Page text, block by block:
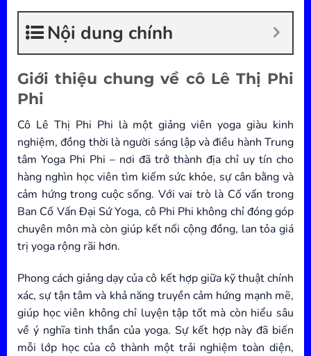
Nội dung chính
Giới thiệu chung về cô Lê Thị Phi
Phi
Cô Lê Thị Phi Phi là một giảng viên yoga giàu kinh
nghiệm, đồng thời là người sáng lập và điều hành Trung
tâm Yoga Phi Phi – nơi đã trở thành địa chỉ uy tín cho
hàng nghìn học viên tìm kiếm sức khỏe, sự cân bằng và
cảm hứng trong cuộc sống. Với vai trò là Cố vấn trong
Ban Cố Vấn Đại Sứ Yoga, cô Phi Phi không chỉ đóng góp
chuyên môn mà còn giúp kết nối cộng đồng, lan tỏa giá
trị yoga rộng rãi hơn.
Phong cách giảng dạy của cô kết hợp giữa kỹ thuật chính
xác, sự tận tâm và khả năng truyền cảm hứng mạnh mẽ,
giúp học viên không chỉ luyện tập tốt mà còn hiểu sâu
về ý nghĩa tinh thần của yoga. Sự kết hợp này đã biến
mỗi lớp học của cô thành một trải nghiệm toàn diện,